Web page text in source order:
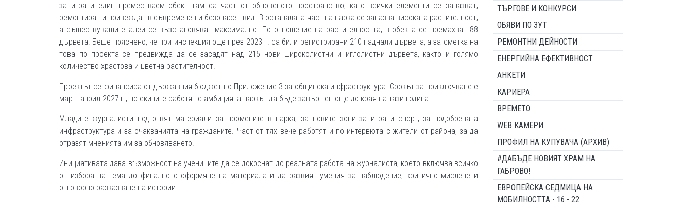
за игра и един преместваем обект там са част от обновеното пространство, като всички елементи се запазват,
ремонтират и привеждат в съвременен и безопасен вид. В останалата част на парка се запазва високата растителност,
а съществуващите алеи се възстановяват максимално. По отношение на растителността, в обекта се премахват 88
дървета. Беше пояснено, че при инспекция още през 2023 г. са били регистрирани 210 паднали дървета, а за сметка на
това по проекта се предвижда да се засадят над 215 нови широколистни и иглолистни дървета, както и голямо
количество храстова и цветна растителност.
Проектът се финансира от държавния бюджет по Приложение 3 за общинска инфраструктура. Срокът за приключване е
март–април 2027 г., но екипите работят с амбицията паркът да бъде завършен още до края на тази година.
Младите журналисти подготвят материали за промените в парка, за новите зони за игра и спорт, за подобрената
инфраструктура и за очакванията на гражданите. Част от тях вече работят и по интервюта с жители от района, за да
отразят мненията им за обновяването.
Инициативата дава възможност на учениците да се докоснат до реалната работа на журналиста, което включва всичко
от избора на тема до финалното оформяне на материала и да развият умения за наблюдение, критично мислене и
отговорно разказване на истории.
ТЪРГОВЕ И КОНКУРСИ
ОБЯВИ ПО ЗУТ
РЕМОНТНИ ДЕЙНОСТИ
ЕНЕРГИЙНА ЕФЕКТИВНОСТ
АНКЕТИ
КАРИЕРА
ВРЕМЕТО
WEB КАМЕРИ
ПРОФИЛ НА КУПУВАЧА (АРХИВ)
#ДАБЪДЕ НОВИЯТ ХРАМ НА
ГАБРОВО!
ЕВРОПЕЙСКА СЕДМИЦА НА
МОБИЛНОСТТА - 16 - 22